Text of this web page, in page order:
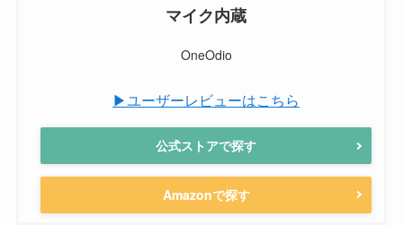
マイク内蔵
OneOdio
▶ユーザーレビューはこちら
公式ストアで探す
Amazonで探す